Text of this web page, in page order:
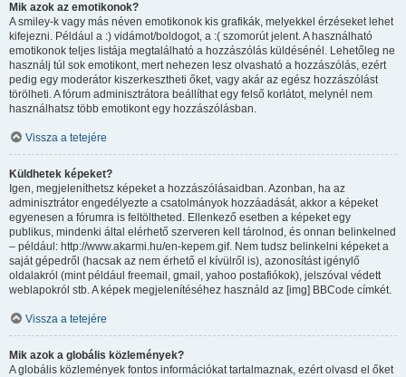
Mik azok az emotikonok?
A smiley-k vagy más néven emotikonok kis grafikák, melyekkel érzéseket lehet
kifejezni. Például a :) vidámot/boldogot, a :( szomorút jelent. A használható
emotikonok teljes listája megtalálható a hozzászólás küldésénél. Lehetőleg ne
használj túl sok emotikont, mert nehezen lesz olvasható a hozzászólás, ezért
pedig egy moderátor kiszerkesztheti őket, vagy akár az egész hozzászólást
törölheti. A fórum adminisztrátora beállíthat egy felső korlátot, melynél nem
használhatsz több emotikont egy hozzászólásban.
Vissza a tetejére
Küldhetek képeket?
Igen, megjeleníthetsz képeket a hozzászólásaidban. Azonban, ha az
adminisztrátor engedélyezte a csatolmányok hozzáadását, akkor a képeket
egyenesen a fórumra is feltöltheted. Ellenkező esetben a képeket egy
publikus, mindenki által elérhető szerveren kell tárolnod, és onnan belinkelned
– például: http://www.akarmi.hu/en-kepem.gif. Nem tudsz belinkelni képeket a
saját gépedről (hacsak az nem érhető el kívülről is), azonosítást igénylő
oldalakról (mint például freemail, gmail, yahoo postafiókok), jelszóval védett
weblapokról stb. A képek megjelenítéséhez használd az [img] BBCode címkét.
Vissza a tetejére
Mik azok a globális közlemények?
A globális közlemények fontos információkat tartalmaznak, ezért olvasd el őket